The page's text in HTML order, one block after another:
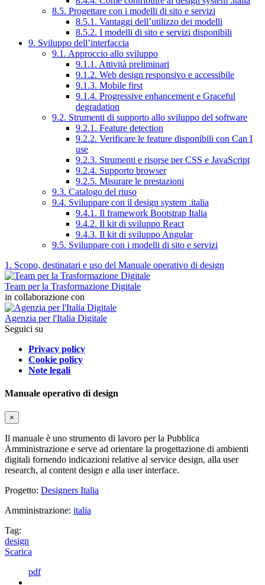
8.5. Progettare con i modelli di sito e servizi
8.5.1. Vantaggi dell’utilizzo dei modelli
8.5.2. I modelli di sito e servizi disponibili
9. Sviluppo dell’interfaccia
9.1. Approccio allo sviluppo
9.1.1. Attività preliminari
9.1.2. Web design responsivo e accessibile
9.1.3. Mobile first
9.1.4. Progressive enhancement e Graceful
degradation
9.2. Strumenti di supporto allo sviluppo del software
9.2.1. Feature detection
9.2.2. Verificare le feature disponibili con Can I
use
9.2.3. Strumenti e risorse per CSS e JavaScript
9.2.4. Supporto browser
9.2.5. Misurare le prestazioni
9.3. Catalogo del riuso
9.4. Sviluppare con il design system .italia
9.4.1. Il framework Bootstrap Italia
9.4.2. Il kit di sviluppo React
9.4.3. Il kit di sviluppo Angular
9.5. Sviluppare con i modelli di sito e servizi
1. Scopo, destinatari e uso del Manuale operativo di design
Team per la Trasformazione Digitale
in collaborazione con
Agenzia per l'Italia Digitale
Seguici su
Privacy policy
Cookie policy
Note legali
Manuale operativo di design
×
Il manuale è uno strumento di lavoro per la Pubblica
Amministrazione e serve ad orientare la progettazione di ambienti
digitali fornendo indicazioni relative al service design, alla user
research, al content design e alla user interface.
Progetto: Designers Italia
Amministrazione: italia
Tag:
design
Scarica
pdf